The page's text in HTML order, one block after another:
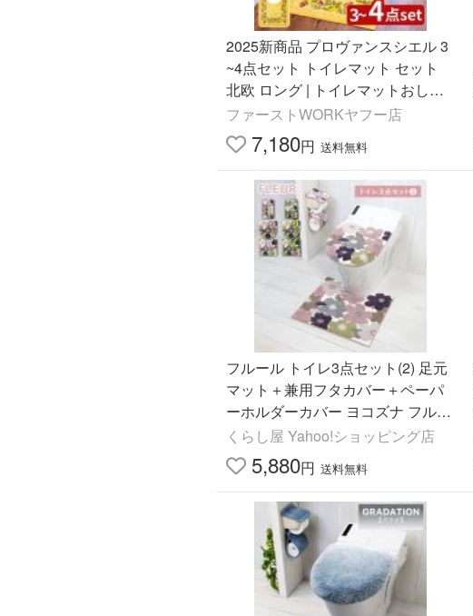
2025新商品 プロヴァンスシエル 3
~4点セット トイレマット セット
北欧 ロング | トイレマットおしゃ
れ トイレ用品 日本製 おしゃれ グ
リーン イエロー スリッパ
ファーストWORKヤフー店
7,180円 送料無料
フルール トイレ3点セット(2) 足元
マット＋兼用フタカバー＋ペーパ
ーホルダーカバー ヨコズナ フルー
ルセット
くらし屋 Yahoo!ショッピング店
5,880円 送料無料